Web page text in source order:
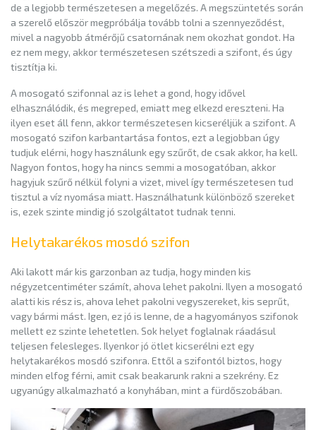
de a legjobb természetesen a megelőzés. A megszüntetés során
a szerelő először megpróbálja tovább tolni a szennyeződést,
mivel a nagyobb átmérőjű csatornának nem okozhat gondot. Ha
ez nem megy, akkor természetesen szétszedi a szifont, és úgy
tisztítja ki.
A mosogató szifonnal az is lehet a gond, hogy idővel
elhasználódik, és megreped, emiatt meg elkezd ereszteni. Ha
ilyen eset áll fenn, akkor természetesen kicseréljük a szifont. A
mosogató szifon karbantartása fontos, ezt a legjobban úgy
tudjuk elérni, hogy használunk egy szűrőt, de csak akkor, ha kell.
Nagyon fontos, hogy ha nincs semmi a mosogatóban, akkor
hagyjuk szűrő nélkül folyni a vizet, mivel így természetesen tud
tisztul a víz nyomása miatt. Használhatunk különböző szereket
is, ezek szinte mindig jó szolgáltatot tudnak tenni.
Helytakarékos mosdó szifon
Aki lakott már kis garzonban az tudja, hogy minden kis
négyzetcentiméter számít, ahova lehet pakolni. Ilyen a mosogató
alatti kis rész is, ahova lehet pakolni vegyszereket, kis seprűt,
vagy bármi mást. Igen, ez jó is lenne, de a hagyományos szifonok
mellett ez szinte lehetetlen. Sok helyet foglalnak ráadásul
teljesen felesleges. Ilyenkor jó ötlet kicserélni ezt egy
helytakarékos mosdó szifonra. Ettől a szifontól biztos, hogy
minden elfog férni, amit csak beakarunk rakni a szekrény. Ez
ugyanúgy alkalmazható a konyhában, mint a fürdőszobában.